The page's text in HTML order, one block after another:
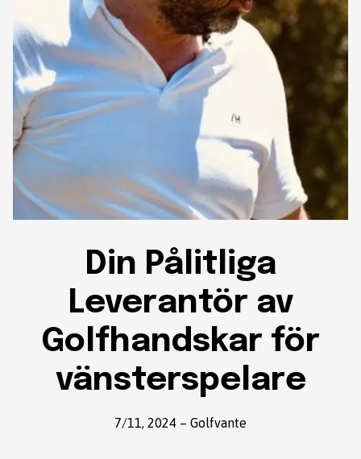
Din Pålitliga
Leverantör av
Golfhandskar för
vänsterspelare
7/11, 2024 – Golfvante